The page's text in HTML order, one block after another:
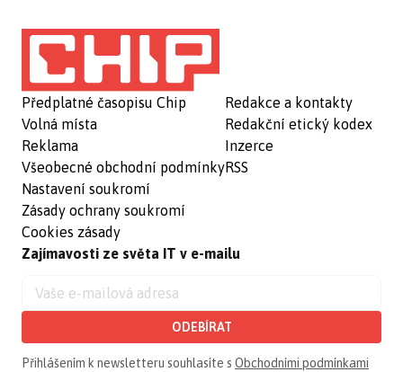
Předplatné časopisu Chip
Volná místa
Reklama
Všeobecné obchodní podmínky
Nastavení soukromí
Zásady ochrany soukromí
Cookies zásady
Redakce a kontakty
Redakční etický kodex
Inzerce
RSS
Zajímavosti ze světa IT v e-mailu
ODEBÍRAT
Přihlášením k newsletteru souhlasíte s Obchodními podmínkami